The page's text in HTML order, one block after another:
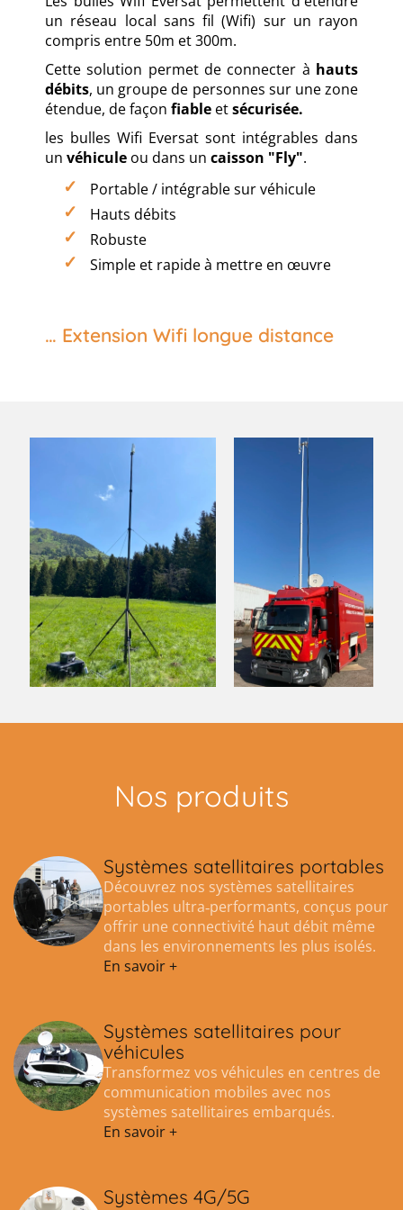
un réseau local sans fil (Wifi) sur un rayon
compris entre 50m et 300m.
Cette solution permet de connecter à hauts
débits, un groupe de personnes sur une zone
étendue, de façon fiable etsécurisée.
les bulles Wifi Eversat sont intégrables dans
un véhicule ou dans un caisson "Fly".
Portable / intégrable sur véhicule
Hauts débits
Robuste
Simple et rapide à mettre en œuvre
… Extension Wifi longue distance
Nos produits
Systèmes satellitaires portables
Découvrez nos systèmes satellitaires
portables ultra‑performants, conçus pour
offrir une connectivité haut débit même
dans les environnements les plus isolés.
En savoir +
Systèmes satellitaires pour
véhicules
Transformez vos véhicules en centres de
communication mobiles avec nos
systèmes satellitaires embarqués.
En savoir +
Systèmes 4G/5G